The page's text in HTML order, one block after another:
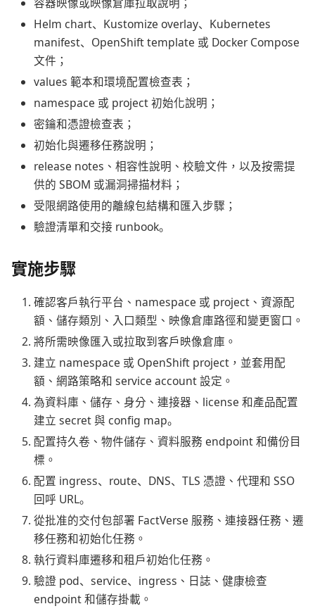
Helm chart、Kustomize overlay、Kubernetes
manifest、OpenShift template 或 Docker Compose
文件；
values 範本和環境配置檢查表；
namespace 或 project 初始化說明；
密鑰和憑證檢查表；
初始化與遷移任務說明；
release notes、相容性說明、校驗文件，以及按需提
供的 SBOM 或漏洞掃描材料；
受限網路使用的離線包結構和匯入步驟；
驗證清單和交接 runbook。
實施步驟
確認客戶執行平台、namespace 或 project、資源配
額、儲存類別、入口類型、映像倉庫路徑和變更窗口。
將所需映像匯入或拉取到客戶映像倉庫。
建立 namespace 或 OpenShift project，並套用配
額、網路策略和 service account 設定。
為資料庫、儲存、身分、連接器、license 和產品配置
建立 secret 與 config map。
配置持久卷、物件儲存、資料服務 endpoint 和備份目
標。
配置 ingress、route、DNS、TLS 憑證、代理和 SSO
回呼 URL。
從批准的交付包部署 FactVerse 服務、連接器任務、遷
移任務和初始化任務。
執行資料庫遷移和租戶初始化任務。
驗證 pod、service、ingress、日誌、健康檢查
endpoint 和儲存掛載。